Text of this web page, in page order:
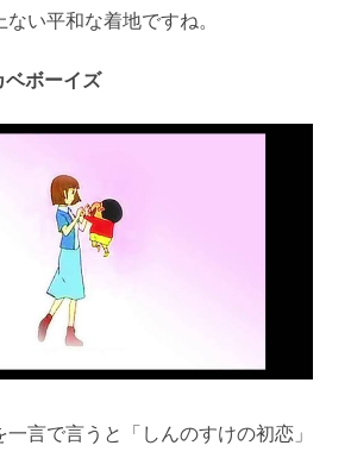
い平和な着地ですね。
ボーイズ
言で言うと「しんのすけの初恋」